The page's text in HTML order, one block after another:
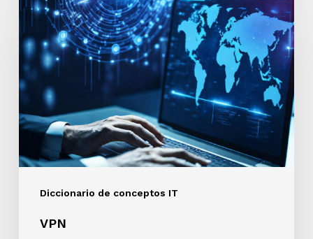
Diccionario de conceptos IT
VPN